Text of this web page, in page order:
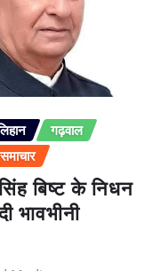
गढ़वाल
सिंह बिष्ट के निधन
भावभीनी